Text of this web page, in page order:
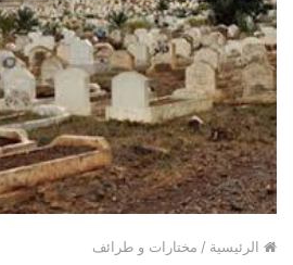
الرئيسية / مختارات و طرائف